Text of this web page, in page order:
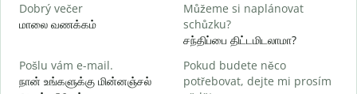
Dobrý večer
மாலை வணக்கம்
Můžeme si naplánovat
schůzku?
சந்திப்பை திட்டமிடலாமா?
Pošlu vám e-mail.
நான் உங்களுக்கு மின்னஞ்சல்
Pokud budete něco
potřebovat, dejte mi prosím